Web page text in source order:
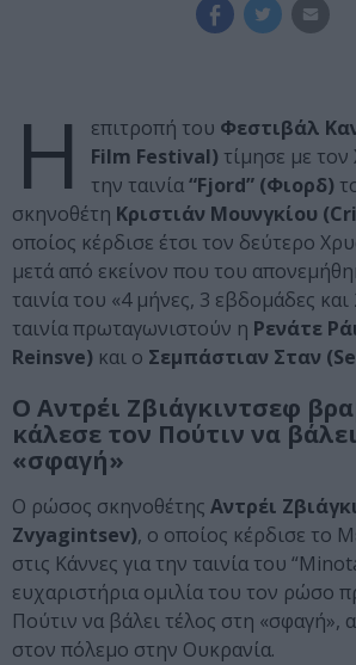
Η επιτροπή του Φεστιβάλ
Film Festival) τίμησε με
την ταινία“Fjord” (Φιορδ)
σκηνοθέτη Κριστιάν Μουνγκίου
οποίος κέρδισε έτσι τον δεύτερο
μετά από εκείνον που του
ταινία του «4 μήνες, 3 εβδομάδες
ταινία πρωταγωνιστούν η Ρενάτε
Reinsve) και ο Σεμπάστιαν Σταν
Ο Αντρέι Ζβιάγκιντσεφ
κάλεσε τον Πούτιν να
«σφαγή»
Ο ρώσος σκηνοθέτης Αντρέι
Zvyagintsev), ο οποίος κέρδισε το
στις Κάννες για την ταινία του
ευχαριστήρια ομιλία του τον ρώσο
Πούτιν να βάλει τέλος στη «σφαγή»,
στον πόλεμο στην Ουκρανία.